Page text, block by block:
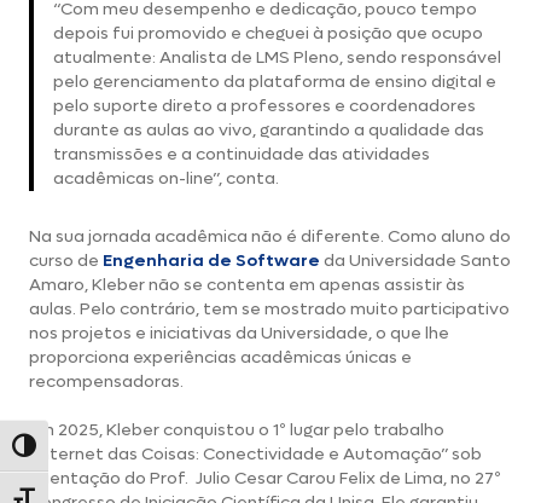
Alternar alto contraste
“Com meu desempenho e dedicação, pouco tempo
depois fui promovido e cheguei à posição que ocupo
atualmente: Analista de LMS Pleno, sendo responsável
pelo gerenciamento da plataforma de ensino digital e
pelo suporte direto a professores e coordenadores
durante as aulas ao vivo, garantindo a qualidade das
transmissões e a continuidade das atividades
acadêmicas on-line”, conta.
Na sua jornada acadêmica não é diferente. Como aluno do
curso de Engenharia de Software da Universidade Santo
Amaro, Kleber não se contenta em apenas assistir às
aulas. Pelo contrário, tem se mostrado muito participativo
nos projetos e iniciativas da Universidade, o que lhe
proporciona experiências acadêmicas únicas e
recompensadoras.
Em 2025, Kleber conquistou o 1º lugar pelo trabalho
“Internet das Coisas: Conectividade e Automação” sob
orientação do Prof. Julio Cesar Carou Felix de Lima, no 27º